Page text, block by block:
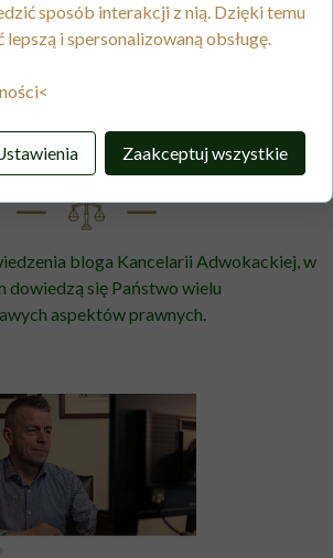
bloga Kancelarii Adwokackiej, w
dowiedzą się Państwo wielu
aspektów prawnych.
BLOG
ADWOKACKA M.KOBIC
sposób interakcji z nią. Dzięki temu
lepszą i spersonalizowaną obsługę.
Zaakceptuj wszystkie